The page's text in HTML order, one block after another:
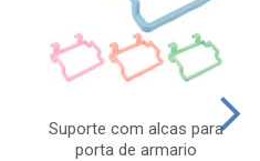
Suporte com alcas para
porta de armario